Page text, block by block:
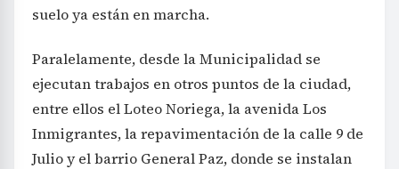
suelo ya están en marcha.
Paralelamente, desde la Municipalidad se
ejecutan trabajos en otros puntos de la ciudad,
entre ellos el Loteo Noriega, la avenida Los
Inmigrantes, la repavimentación de la calle 9 de
Julio y el barrio General Paz, donde se instalan